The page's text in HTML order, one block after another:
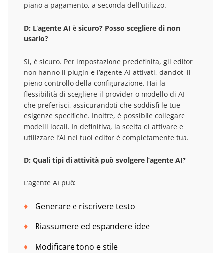
piano a pagamento, a seconda dell’utilizzo.
D: L’agente AI è sicuro? Posso scegliere di non
usarlo?
Sì, è sicuro. Per impostazione predefinita, gli editor
non hanno il plugin e l’agente AI attivati, dandoti il
pieno controllo della configurazione. Hai la
flessibilità di scegliere il provider o modello di AI
che preferisci, assicurandoti che soddisfi le tue
esigenze specifiche. Inoltre, è possibile collegare
modelli locali. In definitiva, la scelta di attivare e
utilizzare l’AI nei tuoi editor è completamente tua.
D: Quali tipi di attività può svolgere l’agente AI?
L’agente AI può:
Generare e riscrivere testo
Riassumere ed espandere idee
Modificare tono e stile